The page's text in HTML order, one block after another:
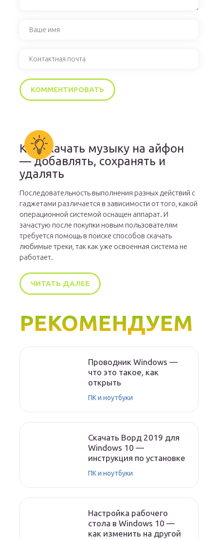
Как скачать музыку на айфон
— добавлять, сохранять и
удалять
Последовательность выполнения разных действий с
гаджетами различается в зависимости от того, какой
операционной системой оснащен аппарат. И
зачастую после покупки новым пользователям
требуется помощь в поиске способов скачать
любимые треки, так как уже освоенная система не
работает.
ЧИТАТЬ ДАЛЕЕ
РЕКОМЕНДУЕМ
Проводник Windows —
что это такое, как
открыть
ПК и ноутбуки
Скачать Ворд 2019 для
Windows 10 —
инструкция по установке
ПК и ноутбуки
Настройка рабочего
стола в Windows 10 —
как изменить на другой